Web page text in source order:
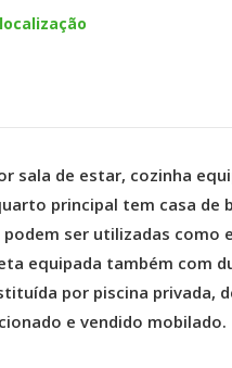
sala de estar, cozinha
principal tem casa
ser utilizadas
equipada também com
por piscina privada,
e vendido mobilado.